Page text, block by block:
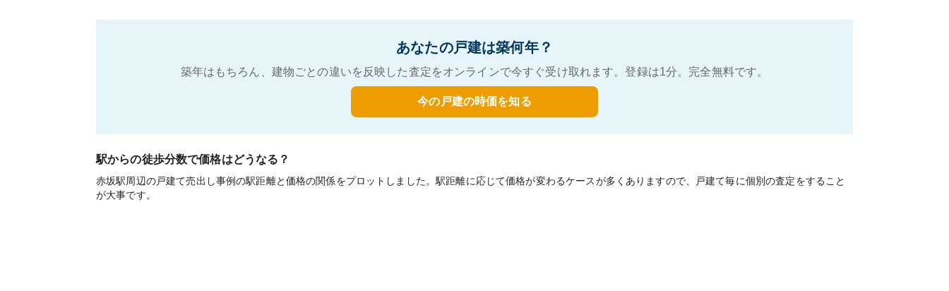
あなたの戸建は築何年？
築年はもちろん、建物ごとの違いを反映した査定をオンラインで今すぐ受け取れます。登録は1分。完全無料です。
今の戸建の時価を知る
駅からの徒歩分数で価格はどうなる？
赤坂駅周辺の戸建て売出し事例の駅距離と価格の関係をプロットしました。駅距離に応じて価格が変わるケースが多くありますので、戸建て毎に個別の査定をすること
が大事です。